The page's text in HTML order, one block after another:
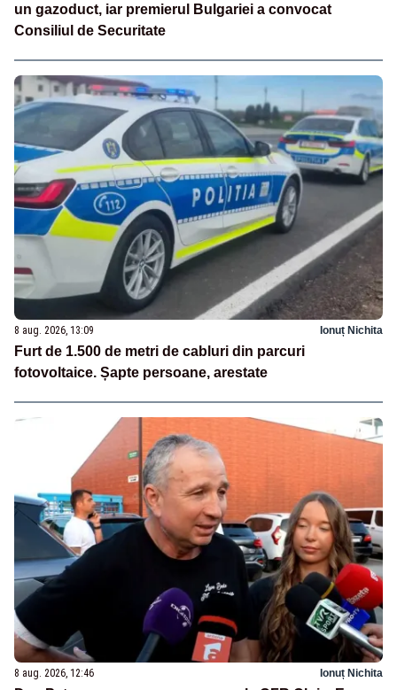
un gazoduct, iar premierul Bulgariei a convocat
Consiliul de Securitate
8 aug. 2026, 13:09 Ionuț Nichita
Furt de 1.500 de metri de cabluri din parcuri
fotovoltaice. Șapte persoane, arestate
8 aug. 2026, 12:46 Ionuț Nichita